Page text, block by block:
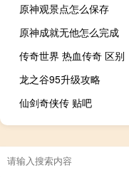
原神观景点怎么保存
原神成就无他怎么完成
传奇世界 热血传奇 区别
龙之谷95升级攻略
仙剑奇侠传 贴吧